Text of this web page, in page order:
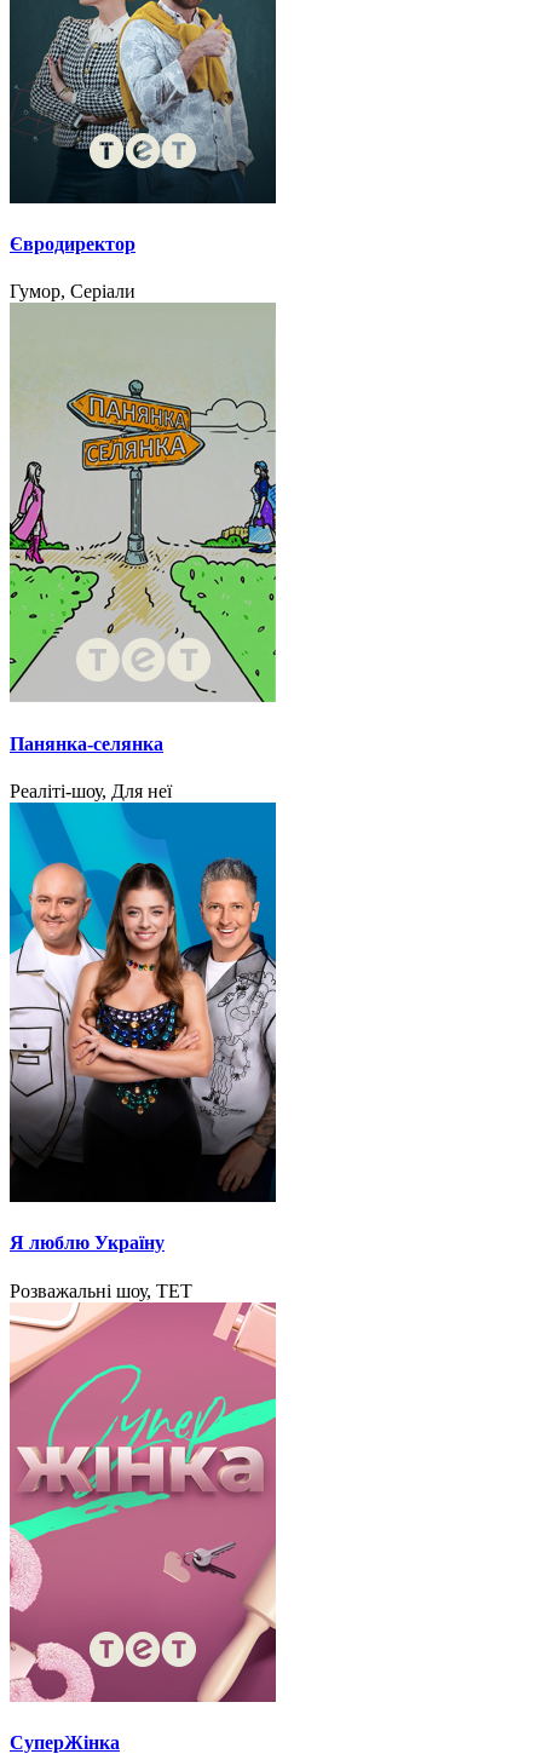
Євродиректор
Гумор, Серіали
Панянка-селянка
Реаліті-шоу, Для неї
Я люблю Україну
Розважальні шоу, ТЕТ
СуперЖінка